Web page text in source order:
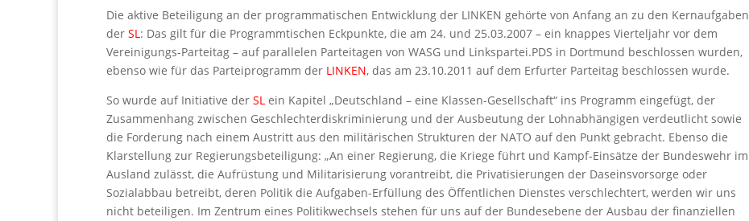
Die aktive Beteiligung an der programmatischen Entwicklung der LINKEN gehörte von Anfang an zu den Kernaufgaben
der SL: Das gilt für die Programmtischen Eckpunkte, die am 24. und 25.03.2007 – ein knappes Vierteljahr vor dem
Vereinigungs-Parteitag – auf parallelen Parteitagen von WASG und Linkspartei.PDS in Dortmund beschlossen wurden,
ebenso wie für das Parteiprogramm der LINKEN, das am 23.10.2011 auf dem Erfurter Parteitag beschlossen wurde.
So wurde auf Initiative der SL ein Kapitel „Deutschland – eine Klassen-Gesellschaft“ ins Programm eingefügt, der
Zusammenhang zwischen Geschlechterdiskriminierung und der Ausbeutung der Lohnabhängigen verdeutlicht sowie
die Forderung nach einem Austritt aus den militärischen Strukturen der NATO auf den Punkt gebracht. Ebenso die
Klarstellung zur Regierungsbeteiligung: „An einer Regierung, die Kriege führt und Kampf-Einsätze der Bundeswehr im
Ausland zulässt, die Aufrüstung und Militarisierung vorantreibt, die Privatisierungen der Daseinsvorsorge oder
Sozialabbau betreibt, deren Politik die Aufgaben-Erfüllung des Öffentlichen Dienstes verschlechtert, werden wir uns
nicht beteiligen. Im Zentrum eines Politikwechsels stehen für uns auf der Bundesebene der Ausbau der finanziellen